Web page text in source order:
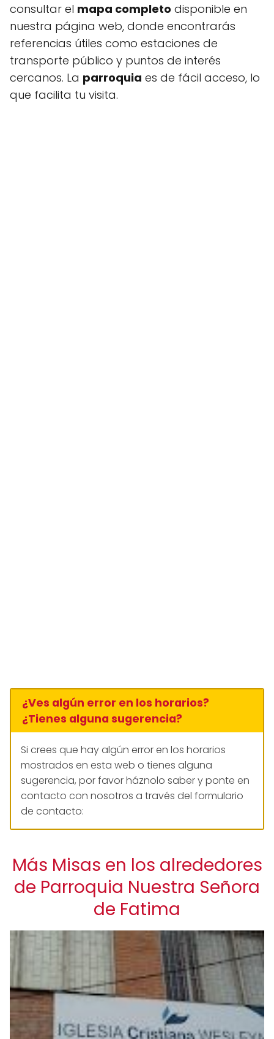
consultar el mapa completo disponible en
nuestra página web, donde encontrarás
referencias útiles como estaciones de
transporte público y puntos de interés
cercanos. La parroquia es de fácil acceso, lo
que facilita tu visita.
¿Ves algún error en los horarios?
¿Tienes alguna sugerencia?
Si crees que hay algún error en los horarios
mostrados en esta web o tienes alguna
sugerencia, por favor háznolo saber y ponte en
contacto con nosotros a través del formulario
de contacto:
Más Misas en los alrededores
de Parroquia Nuestra Señora
de Fatima